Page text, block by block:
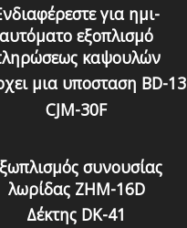
για ημι-
αυτόματο εξοπλισμό
καψουλών
μια υποσταση BD-13
CJM-30F
συνουσίας
λωρίδας ZHM-16D
Δέκτης DK-41